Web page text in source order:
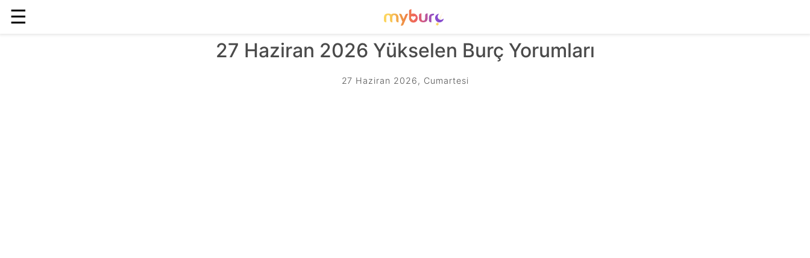
☰
27 Haziran 2026 Yükselen Burç Yorumları
27 Haziran 2026, Cumartesi